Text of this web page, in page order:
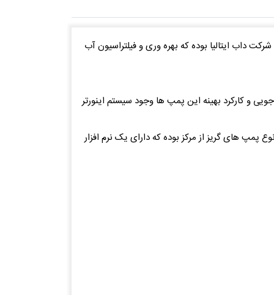
داب ایتالیا بوده که بهره وری و فیلتراسیون آب
جویی و کارکرد بهینه این پمپ ها وجود سیستم اینورتر
پمپ های گریز از مرکز بوده که دارای یک نرم افزار